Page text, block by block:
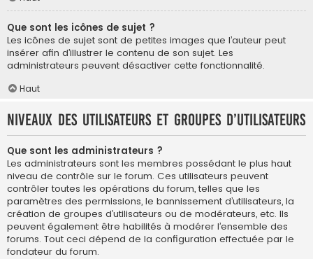
Que sont les icônes de sujet ?
Les icônes de sujet sont de petites images que l’auteur peut
insérer afin d’illustrer le contenu de son sujet. Les
administrateurs peuvent désactiver cette fonctionnalité.
Haut
Niveaux des utilisateurs et groupes d’utilisateurs
Que sont les administrateurs ?
Les administrateurs sont les membres possédant le plus haut
niveau de contrôle sur le forum. Ces utilisateurs peuvent
contrôler toutes les opérations du forum, telles que les
paramètres des permissions, le bannissement d’utilisateurs, la
création de groupes d’utilisateurs ou de modérateurs, etc. Ils
peuvent également être habilités à modérer l’ensemble des
forums. Tout ceci dépend de la configuration effectuée par le
fondateur du forum.